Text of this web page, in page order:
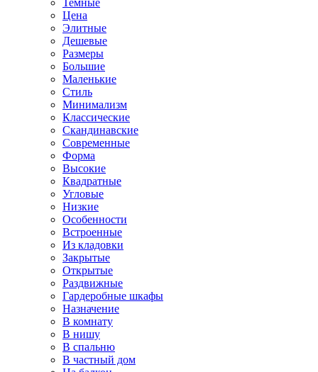
Темные
Цена
Элитные
Дешевые
Размеры
Большие
Маленькие
Стиль
Минимализм
Классические
Скандинавские
Современные
Форма
Высокие
Квадратные
Угловые
Низкие
Особенности
Встроенные
Из кладовки
Закрытые
Открытые
Раздвижные
Гардеробные шкафы
Назначение
В комнату
В нишу
В спальню
В частный дом